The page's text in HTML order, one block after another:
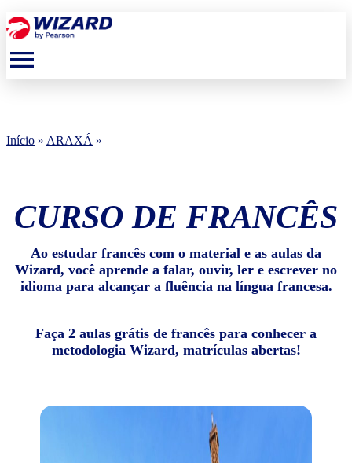
menu
Início » ARAXÁ »
CURSO DE FRANCÊS
Ao estudar francês com o material e as aulas da
Wizard, você aprende a falar, ouvir, ler e escrever no
idioma para alcançar a fluência na língua francesa.
Faça 2 aulas grátis de francês para conhecer a
metodologia Wizard, matrículas abertas!